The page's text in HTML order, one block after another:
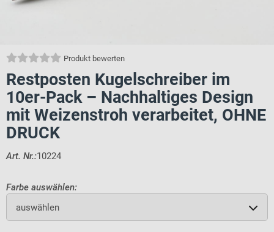
Produkt bewerten
Restposten Kugelschreiber im
10er-Pack – Nachhaltiges Design
mit Weizenstroh verarbeitet, OHNE
DRUCK
Art. Nr.:10224
Farbe auswählen:
auswählen